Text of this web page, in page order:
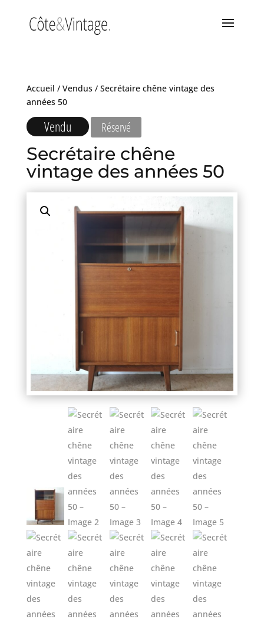
Accueil / Vendus/ Secrétaire chêne vintage des
années 50
Vendu Réservé
Secrétaire chêne
vintage des années 50